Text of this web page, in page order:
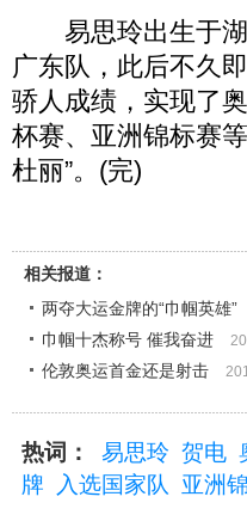
易思玲出生于湖
广东队，此后不久
骄人成绩，实现了
杯赛、亚洲锦标赛
杜丽”。(完)
相关报道：
两夺大运金牌的“巾帼英雄”
巾帼十杰称号 催我奋进
伦敦奥运首金还是射击
热词： 易思玲 贺电
牌
入选国家队 亚洲